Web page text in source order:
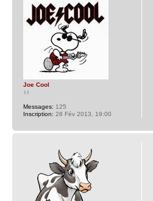
Joe Cool
♪♪
Messages: 125
Inscription: 28 Fév 2013, 19:00